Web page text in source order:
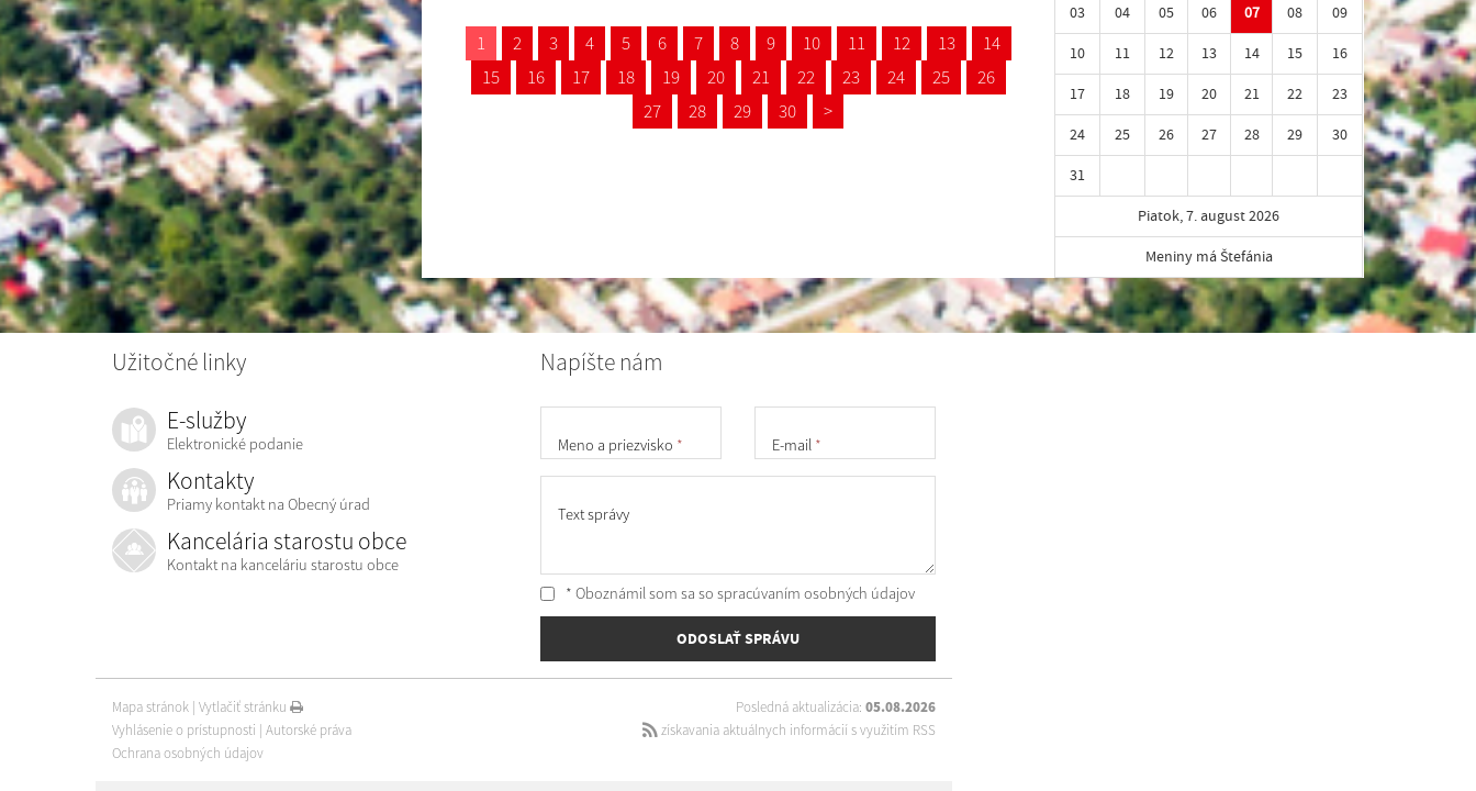
1 2 3 4 5 6 7 8 9 10 11 12 13
14
15
16 17 18 19 20 21 22 23 24 25
26
27
28 29 30 >
03
04 05 06 07 08
09
10
11 12 13 14 15
16
17
18 19 20 21 22
23
24
25 26 27 28 29
30
31
Piatok, 7. august 2026
Meniny má Štefánia
Napíšte nám
Meno a priezvisko * E-mail *
Text správy
* Oboznámil som sa so spracúvaním osobných údajov
ODOSLAŤ SPRÁVU
Užitočné linky
E-služby
Elektronické podanie
Kontakty
Priamy kontakt na Obecný úrad
Kancelária starostu obce
Kontakt na kanceláriu starostu obce
Posledná aktualizácia: 05.08.2026
získavania aktuálnych informácií s využitím RSS
Mapa stránok | Vytlačiť stránku
Vyhlásenie o prístupnosti | Autorské práva
Ochrana osobných údajov